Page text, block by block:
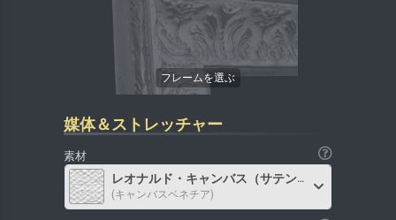
媒体＆ストレッチャー
素材
レオナルド・キャンバス（サテン）
(キャンバスベネチア)